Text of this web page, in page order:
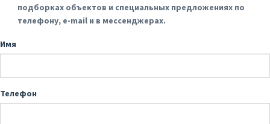
подборках объектов и специальных предложениях по
телефону, e-mail и в мессенджерах.
Имя
Телефон